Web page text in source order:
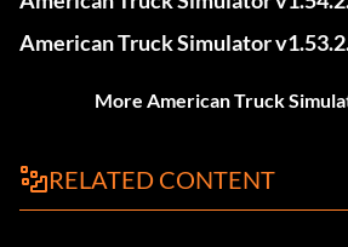
American Truck Simulator
More American Truck
RELATED CONTENT